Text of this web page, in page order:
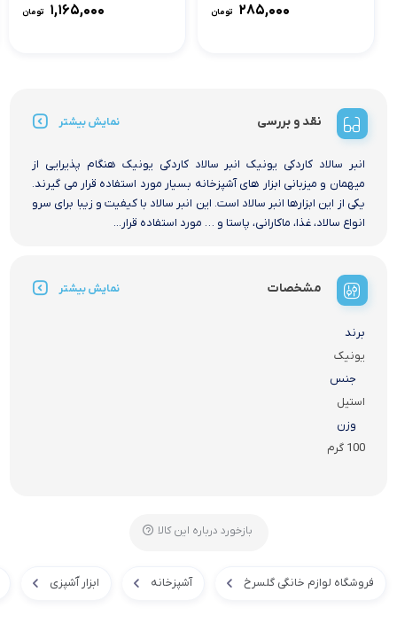
۲۸۵,۰۰۰ تومان ۱,۱۶۵,۰۰۰ تومان
نقد و بررسی نمایش بیشتر
انبر سالاد کاردکی یونیک انبر سالاد کاردکی یونیک هنگام پذیرایی از
میهمان و میزبانی ابزار های آشپزخانه بسیار مورد استفاده قرار می گیرند.
یکی از این ابزارها انبر سالاد است. این انبر سالاد با کیفیت و زیبا برای سرو
انواع سالاد، غذا، ماکارانی، پاستا و … مورد استفاده قرار...
مشخصات نمایش بیشتر
برند
یونیک
جنس
استیل
وزن
100 گرم
بازخورد درباره این کالا
فروشگاه لوازم خانگی گلسرخ آشپزخانه ابزار آَشپزی